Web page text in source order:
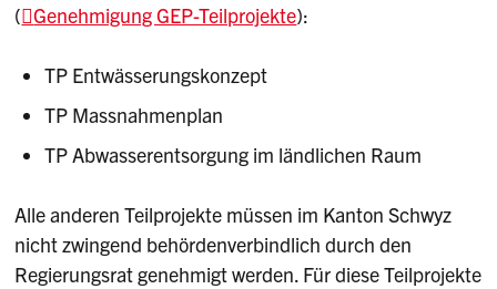
( Genehmigung GEP-Teilprojekte):
TP Entwässerungskonzept
TP Massnahmenplan
TP Abwasserentsorgung im ländlichen Raum
Alle anderen Teilprojekte müssen im Kanton Schwyz
nicht zwingend behördenverbindlich durch den
Regierungsrat genehmigt werden. Für diese Teilprojekte